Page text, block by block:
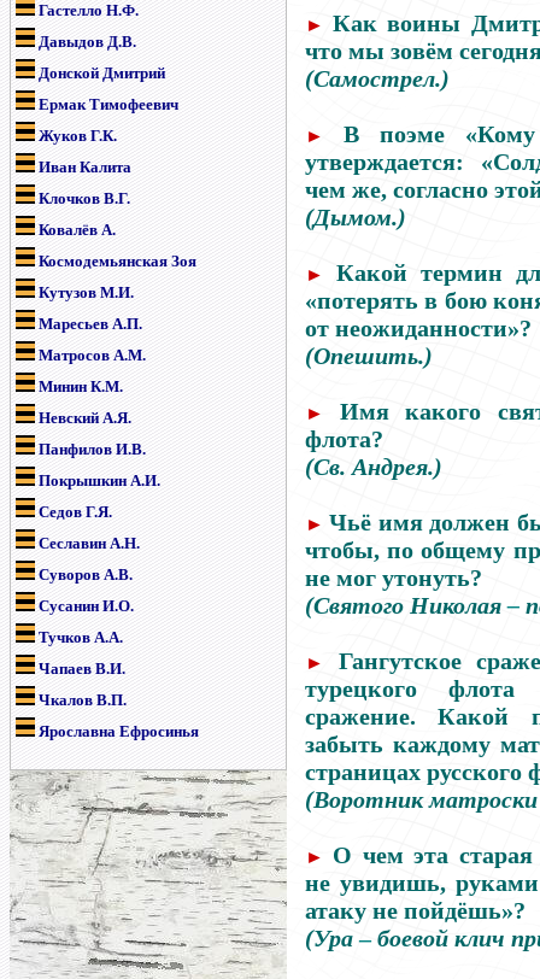
Гастелло Н.Ф.
Давыдов Д.В.
Донской Дмитрий
Ермак Тимофеевич
Жуков Г.К.
Иван Калита
Клочков В.Г.
Ковалёв А.
Космодемьянская Зоя
Кутузов М.И.
Маресьев А.П.
Матросов А.М.
Минин К.М.
Невский А.Я.
Панфилов И.В.
Покрышкин А.И.
Седов Г.Я.
Сеславин А.Н.
Суворов А.В.
Сусанин И.О.
Тучков А.А.
Чапаев В.И.
Чкалов В.П.
Ярославна Ефросинья
► Как воины
что мы зовём
(Самострел.)
►
В поэме
утверждается:
чем же, согласно
(Дымом.)
►
Какой термин
«потерять в бою
от неожиданности»?
(Опешить.)
►
Имя какого
флота?
(Св. Андрея.)
► Чьё имя должен
чтобы, по общему
не мог утонуть?
(Святого Николая–
►
Гангутское
турецкого
сражение. Какой
забыть каждому
страницах русского
(Воротник
►
О чем эта старая
не увидишь,
атаку не пойдёшь»?
(Ура –боевой клич